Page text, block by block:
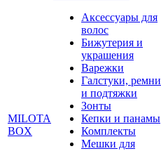
MILOTA
BOX
Аксессуары для
волос
Бижутерия и
украшения
Варежки
Галстуки, ремни
и подтяжки
Зонты
Кепки и панамы
Комплекты
Мешки для